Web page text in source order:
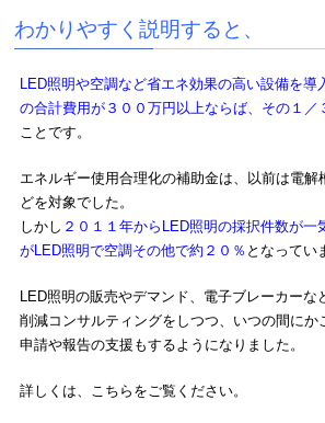
わかりやすく説明すると、
LED照明や空調など省エネ効果の高い設備を導
の合計費用が３００万円以上ならば、その１／
ことです。
エネルギー使用合理化の補助金は、以前は電解
どを対象でした。
しかし ２０１１年からLED照明の採択件数が一
がLED照明で空調その他で約２０％ となってい
LED照明の販売やデマンド、電子ブレーカーな
削減コンサルティングをしつつ、いつの間にか
申請や報告の支援もするようになりました。
詳しくは、こちらをご覧ください。